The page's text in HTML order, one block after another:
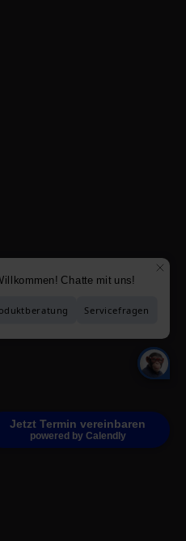
Jetzt Termin vereinbaren
powered by Calendly